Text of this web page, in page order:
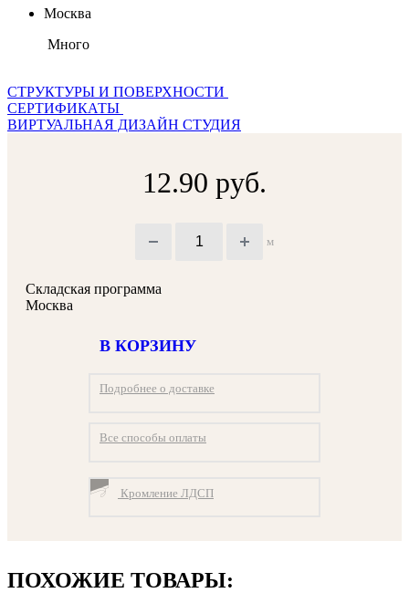
Москва
Много
СТРУКТУРЫ И ПОВЕРХНОСТИ
СЕРТИФИКАТЫ
ВИРТУАЛЬНАЯ ДИЗАЙН СТУДИЯ
12.90 руб.
м
Складская программа
Москва
В КОРЗИНУ
Подробнее о доставке
Все способы оплаты
Кромление ЛДСП
ПОХОЖИЕ ТОВАРЫ: